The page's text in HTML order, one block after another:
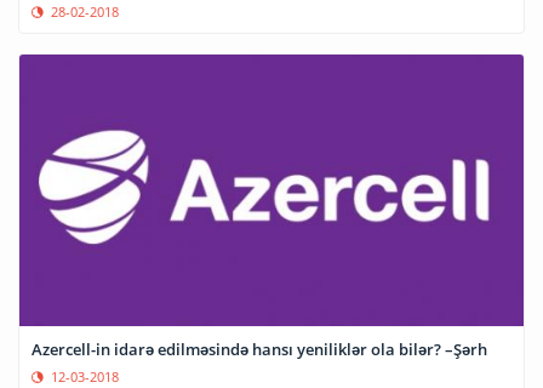
28-02-2018
Azercell-in idarə edilməsində hansı yeniliklər ola bilər? –Şərh
12-03-2018